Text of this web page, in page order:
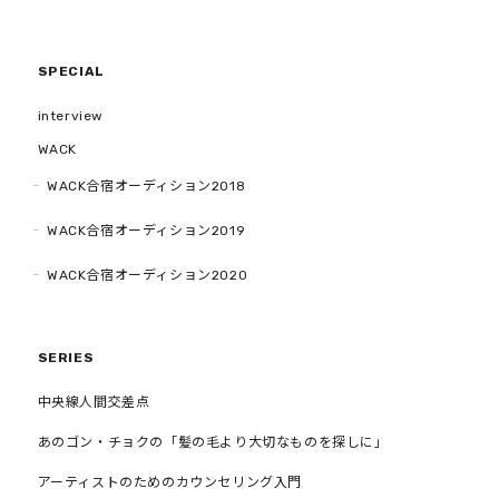
SPECIAL
interview
WACK
WACK合宿オーディション2018
WACK合宿オーディション2019
WACK合宿オーディション2020
SERIES
中央線人間交差点
あのゴン・チョクの「髪の毛より大切なものを探しに」
アーティストのためのカウンセリング入門